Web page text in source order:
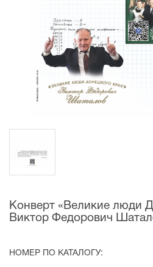
Конверт «Великие люди
Виктор Федорович
НОМЕР ПО КАТАЛОГУ: